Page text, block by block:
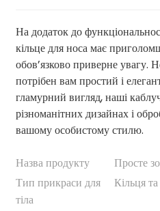
На додаток до
кільце для носа має
обов’язково приверне увагу.
потрібен вам простий і
гламурний вигляд, наші
різноманітних дизайнах і
вашому особистому стилю.
Назва продукту
Просте
Тип прикраси для
тіла
Кільця